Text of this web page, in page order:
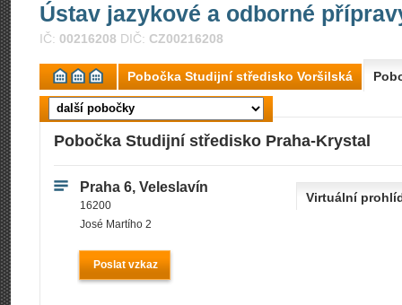
Ústav jazykové a odborné
IČ: 00216208 DIČ: CZ00216208
Pobočka Studijní středisko Voršilská
Pobočka Studijní středisko Praha-Krystal
Praha 6, Veleslavín
16200
José Martího 2
Poslat vzkaz
Virtuální